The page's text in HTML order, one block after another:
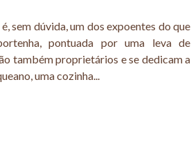
sem dúvida, um dos expoentes do que
pontuada por uma leva de
também proprietários e se dedicam a
uma cozinha...